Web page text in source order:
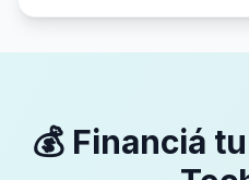
💰 Financiá